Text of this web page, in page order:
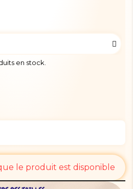
en stock.
le produit est disponible